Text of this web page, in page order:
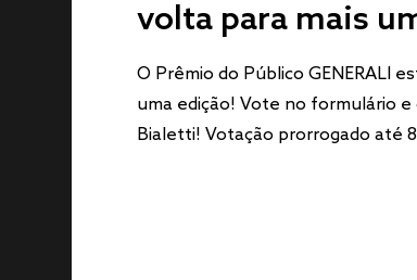
volta para mais
O Prêmio do Público GENERALI
uma edição! Vote no formulário e
Bialetti! Votação prorrogado até